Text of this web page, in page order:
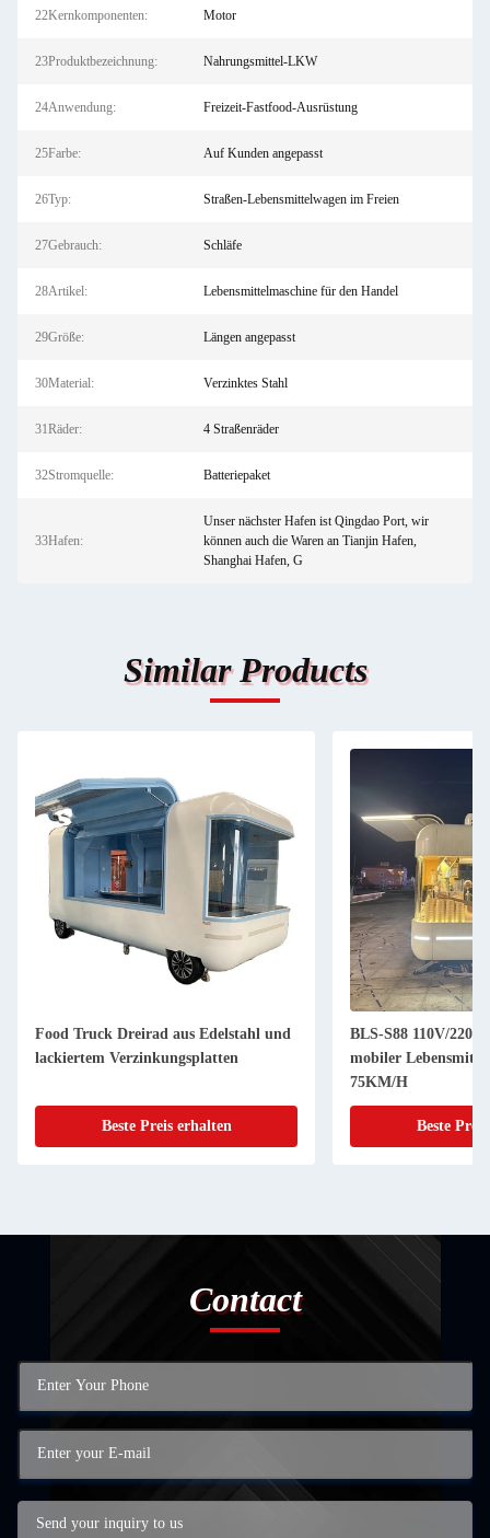
22Kernkomponenten: Motor
23Produktbezeichnung: Nahrungsmittel-LKW
24Anwendung: Freizeit-Fastfood-Ausrüstung
25Farbe: Auf Kunden angepasst
26Typ: Straßen-Lebensmittelwagen im Freien
27Gebrauch: Schläfe
28Artikel: Lebensmittelmaschine für den Handel
29Größe: Längen angepasst
30Material: Verzinktes Stahl
31Räder: 4 Straßenräder
32Stromquelle: Batteriepaket
33Hafen:
Unser nächster Hafen ist Qingdao Port, wir
können auch die Waren an Tianjin Hafen,
Shanghai Hafen, G
Similar Products
Food Truck Dreirad aus Edelstahl und
lackiertem Verzinkungsplatten
Beste Preis erhalten
BLS-S88 110V/
mobiler
75KM/H
Beste
Contact